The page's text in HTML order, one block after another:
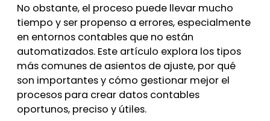
No obstante, el proceso puede llevar mucho
tiempo y ser propenso a errores, especialmente
en entornos contables que no están
automatizados. Este artículo explora los tipos
más comunes de asientos de ajuste, por qué
son importantes y cómo gestionar mejor el
procesos para crear datos contables
oportunos, preciso y útiles.